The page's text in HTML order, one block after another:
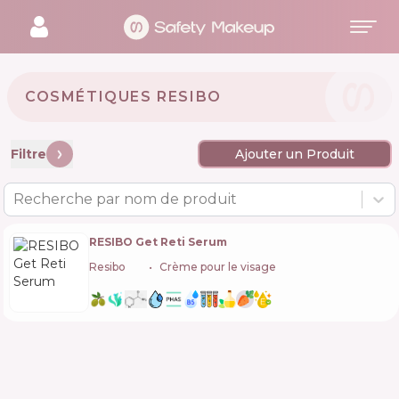
COSMÉTIQUES RESIBO 🇵🇱
Filtre Ajouter un Produit
Recherche par nom de produit
RESIBO Get Reti Serum
Resibo
Crème pour le visage